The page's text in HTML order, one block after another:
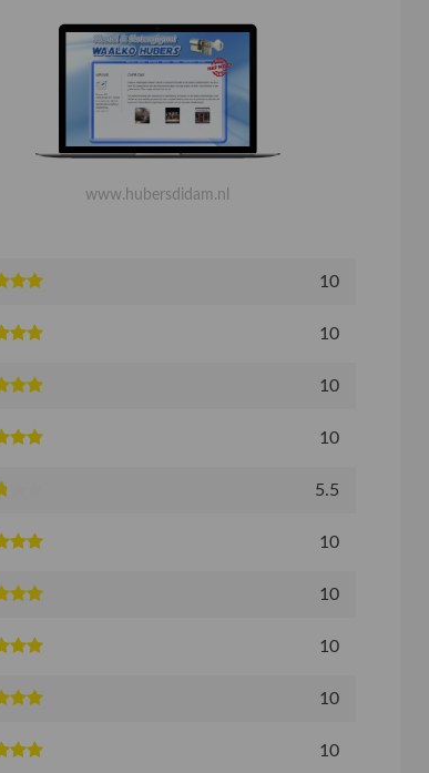
www.hubersdidam.nl
10
10
10
10
5.5
10
10
10
10
10